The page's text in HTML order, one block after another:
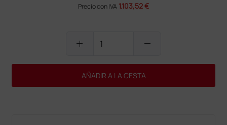
Precio con IVA 1.103,52 €
add remove
AÑADIR A LA CESTA